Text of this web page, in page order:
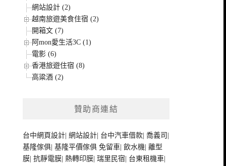
網站設計 (2)
越南旅遊美食住宿 (2)
開箱文 (7)
阿mon愛生活3C (1)
電影 (6)
香港旅遊住宿 (8)
高粱酒 (2)
贊助商連結
台中網頁設計 |網站設計 台中汽車借款 |喬義司
基隆傢俱 |基隆平價傢俱 免留車 |飲水機 |離型
膜 |抗靜電膜 |熱轉印膜 |瑞里民宿 台東租機車